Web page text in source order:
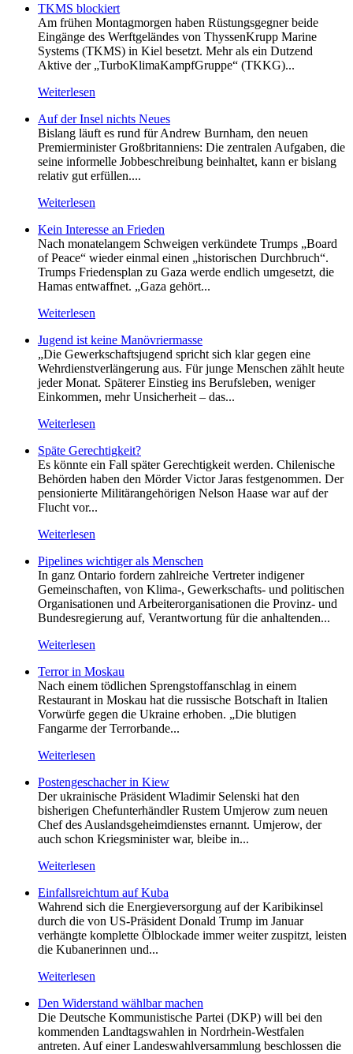
TKMS blockiert
Am frühen Montagmorgen haben Rüstungsgegner beide
Eingänge des Werftgeländes von ThyssenKrupp Marine
Systems (TKMS) in Kiel besetzt. Mehr als ein Dutzend
Aktive der „TurboKlimaKampfGruppe“ (TKKG)...
Weiterlesen
Auf der Insel nichts Neues
Bislang läuft es rund für Andrew Burnham, den neuen
Premierminister Großbritanniens: Die zentralen Aufgaben, die
seine informelle Jobbeschreibung beinhaltet, kann er bislang
relativ gut erfüllen....
Weiterlesen
Kein Inte­resse an Frieden
Nach monatelangem Schweigen verkündete Trumps „Board
of Peace“ wieder einmal einen „historischen Durchbruch“.
Trumps Friedensplan zu Gaza werde endlich umgesetzt, die
Hamas entwaffnet. „Gaza gehört...
Weiterlesen
Jugend ist keine Manövriermasse
„Die Gewerkschaftsjugend spricht sich klar gegen eine
Wehrdienstverlängerung aus. Für junge Menschen zählt heute
jeder Monat. Späterer Einstieg ins Berufsleben, weniger
Einkommen, mehr Unsicherheit – das...
Weiterlesen
Späte Gerechtigkeit?
Es könnte ein Fall später Gerechtigkeit werden. Chilenische
Behörden haben den Mörder Victor Jaras festgenommen. Der
pensionierte Militärangehörigen Nelson Haase war auf der
Flucht vor...
Weiterlesen
Pipelines wichtiger als Menschen
In ganz Ontario fordern zahlreiche Vertreter indigener
Gemeinschaften, von Klima-, Gewerkschafts- und politischen
Organisationen und Arbeiterorganisationen die Provinz- und
Bundesregierung auf, Verantwortung für die anhaltenden...
Weiterlesen
Terror in Moskau
Nach einem tödlichen Sprengstoffanschlag in einem
Restaurant in Moskau hat die russische Botschaft in Italien
Vorwürfe gegen die Ukraine erhoben. „Die blutigen
Fangarme der Terrorbande...
Weiterlesen
Postengeschacher in Kiew
Der ukrainische Präsident Wladimir Selenski hat den
bisherigen Chefunterhändler Rustem Umjerow zum neuen
Chef des Auslandsgeheimdienstes ernannt. Umjerow, der
auch schon Kriegsminister war, bleibe in...
Weiterlesen
Einfallsreichtum auf Kuba
Wahrend sich die Energieversorgung auf der Karibikinsel
durch die von US-Präsident Donald Trump im Januar
verhängte komplette Ölblockade immer weiter zuspitzt, leisten
die Kubanerinnen und...
Weiterlesen
Den Widerstand wählbar machen
Die Deutsche Kommunistische Partei (DKP) will bei den
kommenden Landtagswahlen in Nordrhein-Westfalen
antreten. Auf einer Landeswahlversammlung beschlossen die